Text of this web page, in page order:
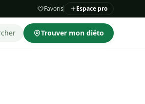
Favoris Espace pro
Trouver mon diéto